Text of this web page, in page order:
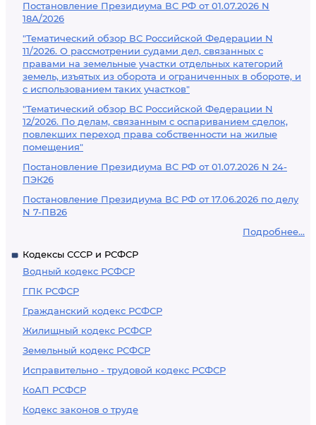
Постановление Президиума ВС РФ от 01.07.2026 N
18А/2026
"Тематический обзор ВС Российской Федерации N
11/2026. О рассмотрении судами дел, связанных с
правами на земельные участки отдельных категорий
земель, изъятых из оборота и ограниченных в обороте, и
с использованием таких участков"
"Тематический обзор ВС Российской Федерации N
12/2026. По делам, связанным с оспариванием сделок,
повлекших переход права собственности на жилые
помещения"
Постановление Президиума ВС РФ от 01.07.2026 N 24-
ПЭК26
Постановление Президиума ВС РФ от 17.06.2026 по делу
N 7-ПВ26
Подробнее...
Кодексы СССР и РСФСР
Водный кодекс РСФСР
ГПК РСФСР
Гражданский кодекс РСФСР
Жилищный кодекс РСФСР
Земельный кодекс РСФСР
Исправительно - трудовой кодекс РСФСР
КоАП РСФСР
Кодекс законов о труде